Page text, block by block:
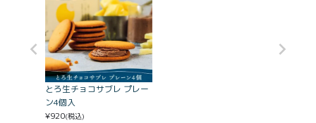
とろ生チョコサブレ プレー
ン4個入
¥920(税込)